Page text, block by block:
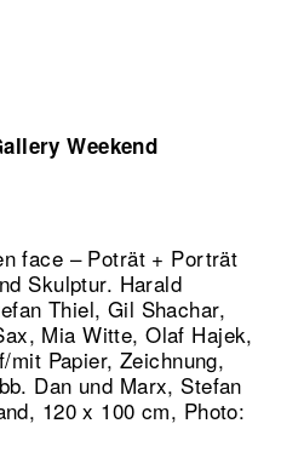
Weekend
face – Poträt + Porträt
Skulptur. Harald
Thiel, Gil Shachar,
Mia Witte, Olaf Hajek,
Papier, Zeichnung,
Dan und Marx, Stefan
120 x 100 cm, Photo: